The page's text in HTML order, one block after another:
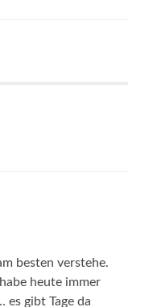
besten verstehe.
heute immer
es gibt Tage da